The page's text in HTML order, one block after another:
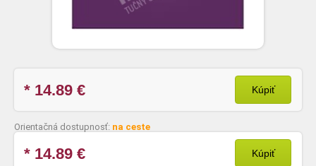
* 14.89 € Kúpiť
Orientačná dostupnosť: na ceste
* 14.89 € Kúpiť